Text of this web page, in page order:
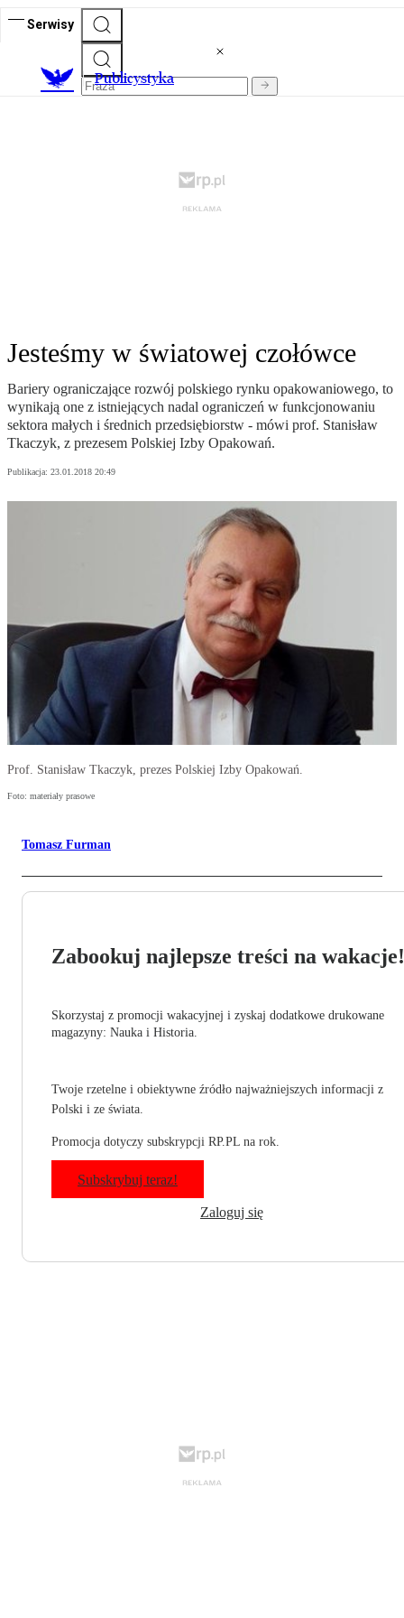
Serwisy
Publicystyka
Jesteśmy w światowej czołówce
Bariery ograniczające rozwój polskiego rynku opakowaniowego, to
wynikają one z istniejących nadal ograniczeń w funkcjonowaniu
sektora małych i średnich przedsiębiorstw - mówi prof. Stanisław
Tkaczyk, z prezesem Polskiej Izby Opakowań.
Publikacja: 23.01.2018 20:49
Prof. Stanisław Tkaczyk, prezes Polskiej Izby Opakowań.
Foto: materiały prasowe
Tomasz Furman
Zabookuj najlepsze treści na wakacje!
Skorzystaj z promocji wakacyjnej i zyskaj dodatkowe drukowane
magazyny: Nauka i Historia.
Twoje rzetelne i obiektywne źródło najważniejszych informacji z
Polski i ze świata.
Promocja dotyczy subskrypcji RP.PL na rok.
Subskrybuj teraz!
Zaloguj się